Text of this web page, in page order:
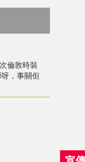
倫敦時裝
，事關佢